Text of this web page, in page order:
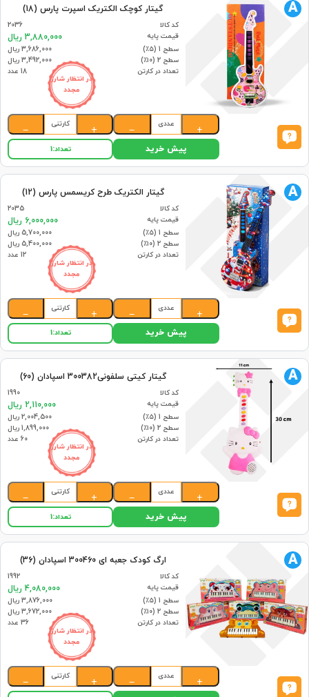
در انتظار شارژ
مجدد
گیتار کوچک الکتریک اسپرت پارس (18)
کد کالا
2036
قیمت پایه
3,880,000 ریال
سطح 1 (۵٪)
3,686,000 ریال
سطح 2 (۱۰٪)
3,492,000 ریال
تعداد در کارتن
18 عدد
A
+
عددی
−
+
کارتنی
−
پیش خرید تعداد:1
در انتظار شارژ
مجدد
گیتار الکتریک طرح کریسمس پارس (12)
کد کالا
2035
قیمت پایه
6,000,000 ریال
سطح 1 (۵٪)
5,700,000 ریال
سطح 2 (۱۰٪)
5,400,000 ریال
تعداد در کارتن
12 عدد
A
+
عددی
−
+
کارتنی
−
پیش خرید تعداد:1
در انتظار شارژ
مجدد
گیتار کیتی سلفونی300382 اسپادان (60)
کد کالا
1990
قیمت پایه
2,110,000 ریال
سطح 1 (۵٪)
2,004,500 ریال
سطح 2 (۱۰٪)
1,899,000 ریال
تعداد در کارتن
60 عدد
A
+
عددی
−
+
کارتنی
−
پیش خرید تعداد:1
در انتظار شارژ
مجدد
ارگ کودک جعبه ای 300460 اسپادان (36)
کد کالا
1992
قیمت پایه
4,080,000 ریال
سطح 1 (۵٪)
3,876,000 ریال
سطح 2 (۱۰٪)
3,672,000 ریال
تعداد در کارتن
36 عدد
A
+
عددی
−
+
کارتنی
−